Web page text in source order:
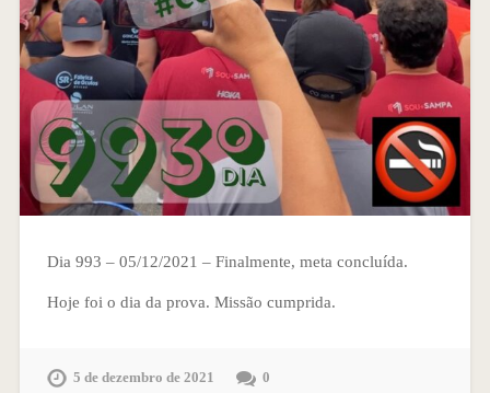
Dia 993 – 05/12/2021 – Finalmente, meta concluída.
Hoje foi o dia da prova. Missão cumprida.
5 de dezembro de 2021 0